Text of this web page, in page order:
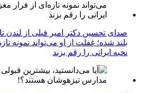
صدای تحسین دکتر امیر فیلی از لندن
بلند شده؛ غفلت از او می‌تواند نمونه
نخبه ایرانی را رقم بزند